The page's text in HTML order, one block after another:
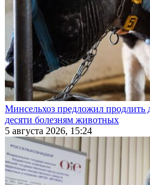
Минсельхоз предложил продлить
десяти болезням животных
5 августа 2026, 15:24